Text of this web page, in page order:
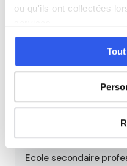
ou qu'ils ont collectées
Lycée professionnel
Lycée professionnel
Besançon
Lycée général et
Ecole secondaire